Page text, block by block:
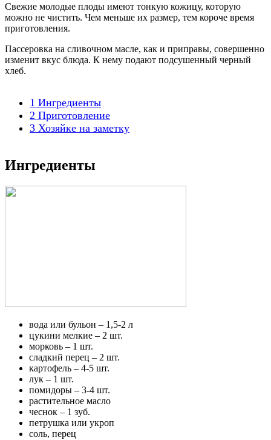
Свежие молодые плоды имеют тонкую кожицу, которую
можно не чистить. Чем меньше их размер, тем короче время
приготовления.
Пассеровка на сливочном масле, как и приправы, совершенно
изменит вкус блюда. К нему подают подсушенный черный
хлеб.
1 Ингредиенты
2 Приготовление
3 Хозяйке на заметку
Ингредиенты
вода или бульон – 1,5-2 л
цукини мелкие – 2 шт.
морковь – 1 шт.
сладкий перец – 2 шт.
картофель – 4-5 шт.
лук – 1 шт.
помидоры – 3-4 шт.
растительное масло
чеснок – 1 зуб.
петрушка или укроп
соль, перец